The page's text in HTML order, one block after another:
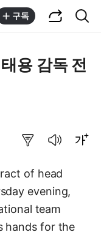
구독
용 감독 전
of head
evening,
team
hands for the